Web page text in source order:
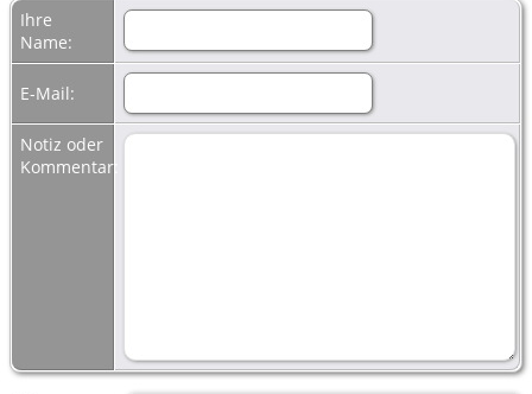
Ihre
Name:
E-Mail:
Notiz oder
Kommentar: